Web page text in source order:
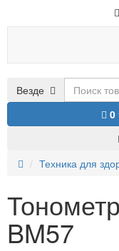
Везде
0
Техника для
BM57